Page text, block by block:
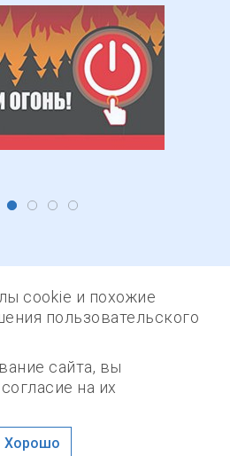
cookie и похожие
пользовательского
сайта, вы
на их
Хорошо